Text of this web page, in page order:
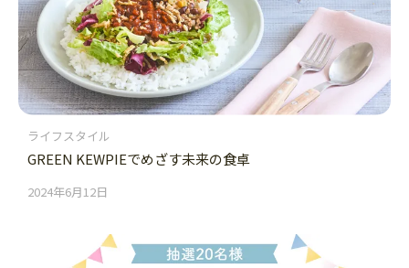
ライフスタイル
GREEN KEWPIEでめざす未来の食卓
2024年6月12日